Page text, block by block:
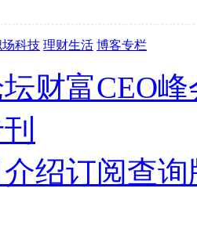
科技 理财生活 博客专栏
财富CEO峰
绍订阅查询